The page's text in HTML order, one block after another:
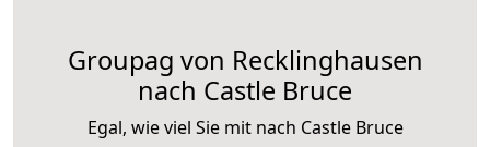
Groupag von Recklinghausen
nach Castle Bruce
Egal, wie viel Sie mit nach Castle Bruce